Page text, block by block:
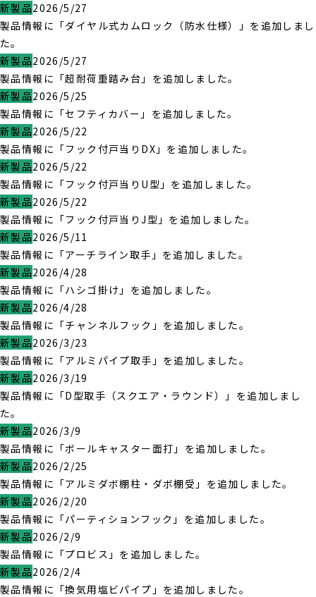
新製品2026/5/27
製品情報に「ダイヤル式カムロック（防水仕様）」を追加しまし
た。
新製品2026/5/27
製品情報に「超耐荷重踏み台」を追加しました。
新製品2026/5/25
製品情報に「セフティカバー」を追加しました。
新製品2026/5/22
製品情報に「フック付戸当りDX」を追加しました。
新製品2026/5/22
製品情報に「フック付戸当りU型」を追加しました。
新製品2026/5/22
製品情報に「フック付戸当りJ型」を追加しました。
新製品2026/5/11
製品情報に「アーチライン取手」を追加しました。
新製品2026/4/28
製品情報に「ハシゴ掛け」を追加しました。
新製品2026/4/28
製品情報に「チャンネルフック」を追加しました。
新製品2026/3/23
製品情報に「アルミパイプ取手」を追加しました。
新製品2026/3/19
製品情報に「D型取手（スクエア・ラウンド）」を追加しまし
た。
新製品2026/3/9
製品情報に「ボールキャスター面打」を追加しました。
新製品2026/2/25
製品情報に「アルミダボ棚柱・ダボ棚受」を追加しました。
新製品2026/2/20
製品情報に「パーティションフック」を追加しました。
新製品2026/2/9
製品情報に「プロビス」を追加しました。
新製品2026/2/4
製品情報に「換気用塩ビパイプ」を追加しました。